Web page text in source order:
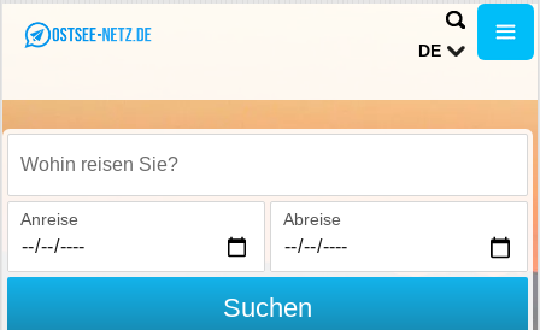
DE
Wohin reisen Sie?
Anreise Abreise
Suchen